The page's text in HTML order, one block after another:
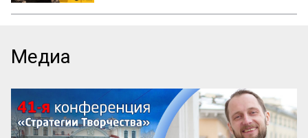
можно найти, изучив опыт Марии
Монтессори — педагога, который не
только разработал уникальную систему
воспитания, но и создал механизм её
сохранения и развития по всему миру.
Медиа